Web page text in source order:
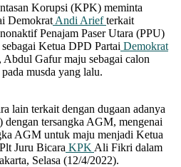
Korupsi (KPK) meminta
Demokrat Andi Ariefterkait
Penajam Paser Utara (PPU)
Ketua DPD Partai Demokrat
Gafur maju sebagai calon
musda yang lalu.
lain terkait dengan dugaan adanya
tersangka AGM, mengenai
AGM untuk maju menjadi Ketua
Juru Bicara KPK Ali Fikri dalam
Selasa (12/4/2022).